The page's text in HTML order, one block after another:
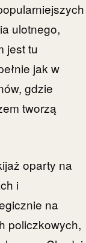
ulotnego,
jest tu
jak w
gdzie
tworzą
oparty na
i
na
policzkowych,